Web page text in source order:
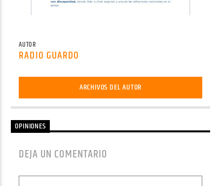
AUTOR
RADIO GUARDO
ARCHIVOS DEL AUTOR
OPINIONES
DEJA UN COMENTARIO